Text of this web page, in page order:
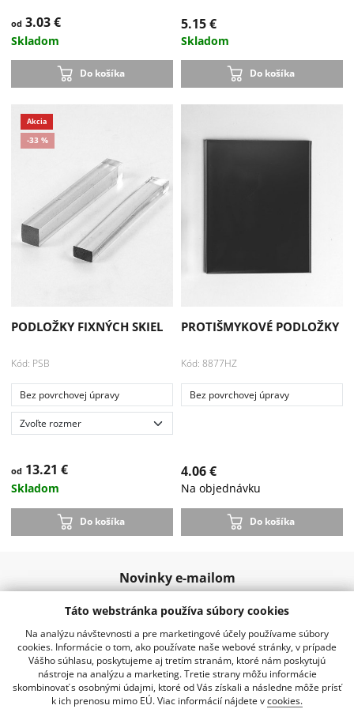
od3.03 €
Skladom
Do košíka
5.15 €
Skladom
Do košíka
Akcia
PODLOŽKY FIXNÝCH SKIEL
Kód: PSB
Bez povrchovej úpravy
od13.21 €
Skladom
Do košíka
PROTIŠMYKOVÉ PODLOŽKY
Kód: 8877HZ
Bez povrchovej úpravy
4.06 €
Na objednávku
Do košíka
Novinky e-mailom
Odoslať
02 20920 888 info@kraussro.sk
Táto webstránka používa súbory cookies
Na analýzu návštevnosti a pre marketingové účely používame súbory
cookies. Informácie o tom, ako používate naše webové stránky, v prípade
Vášho súhlasu, poskytujeme aj tretím stranám, ktoré nám poskytujú
nástroje na analýzu a marketing. Tretie strany môžu informácie
skombinovať s osobnými údajmi, ktoré od Vás získali a následne môže prísť
k ich prenosu mimo EÚ. Viac informácií nájdete v cookies.